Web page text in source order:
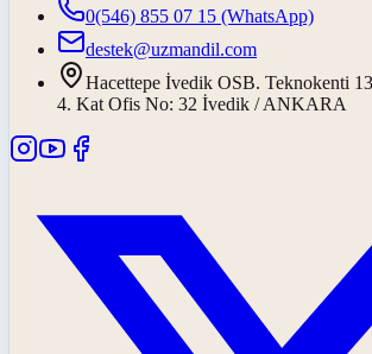
0(546) 855 07 15 (WhatsApp)
destek@uzmandil.com
Hacettepe İvedik OSB. Teknokenti
4. Kat Ofis No: 32 İvedik / ANKARA